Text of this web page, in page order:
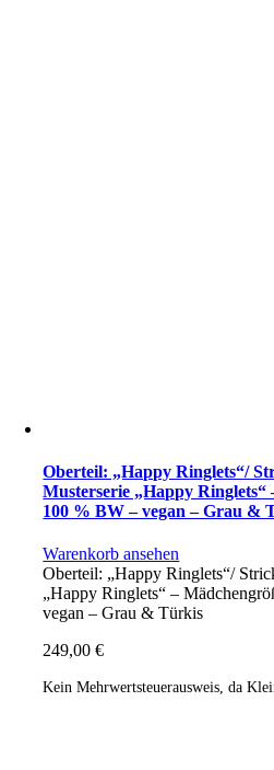
Oberteil: „Happy Ringlets“/
Musterserie „Happy Ringlets“
100 % BW – vegan – Grau &
Warenkorb ansehen
Oberteil: „Happy Ringlets“/
„Happy Ringlets“ –
vegan – Grau & Türkis
249,00€
Kein Mehrwertsteuerausweis, da